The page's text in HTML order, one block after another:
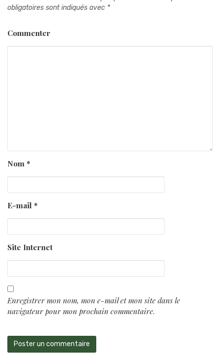
obligatoires sont indiqués avec *
Commenter
Nom *
E-mail *
Site Internet
Enregistrer mon nom, mon e-mail et mon site dans le
navigateur pour mon prochain commentaire.